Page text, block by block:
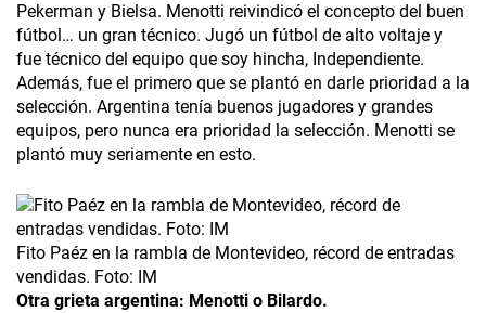
Pekerman y Bielsa. Menotti reivindicó el concepto del buen
fútbol… un gran técnico. Jugó un fútbol de alto voltaje y
fue técnico del equipo que soy hincha, Independiente.
Además, fue el primero que se plantó en darle prioridad a la
selección. Argentina tenía buenos jugadores y grandes
equipos, pero nunca era prioridad la selección. Menotti se
plantó muy seriamente en esto.
Fito Paéz en la rambla de Montevideo, récord de entradas
vendidas. Foto: IM
Otra grieta argentina: Menotti o Bilardo.